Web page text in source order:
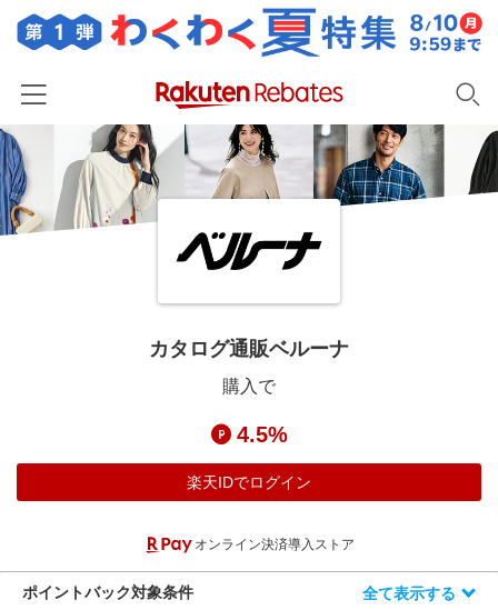
ホーム
カテゴリー一覧
百貨店・総合ECモール
日用品・キッチン用品
家電・PC・スマホ・カメラ
スポーツ・アウトドア・ゴルフ
インテリア・寝具
リーベイツ注目ストア
初回購入者限定特典
お中元特集2026
カタログ通販ベルーナ
購入で
4.5%
楽天IDでログイン
オンライン決済導入ストア
ポイントバック対象条件 全て表示する